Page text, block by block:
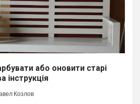
або оновити старі
інструкція
Козлов